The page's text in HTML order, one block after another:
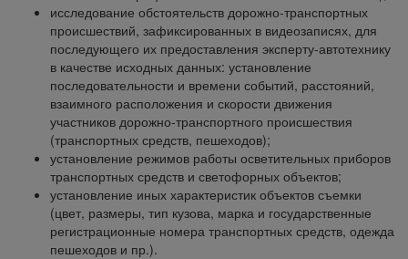
исследование обстоятельств дорожно-транспортных
происшествий, зафиксированных в видеозаписях, для
последующего их предоставления эксперту-автотехнику
в качестве исходных данных: установление
последовательности и времени событий, расстояний,
взаимного расположения и скорости движения
участников дорожно-транспортного происшествия
(транспортных средств, пешеходов);
установление режимов работы осветительных приборов
транспортных средств и светофорных объектов;
установление иных характеристик объектов съемки
(цвет, размеры, тип кузова, марка и государственные
регистрационные номера транспортных средств, одежда
пешеходов и пр.).